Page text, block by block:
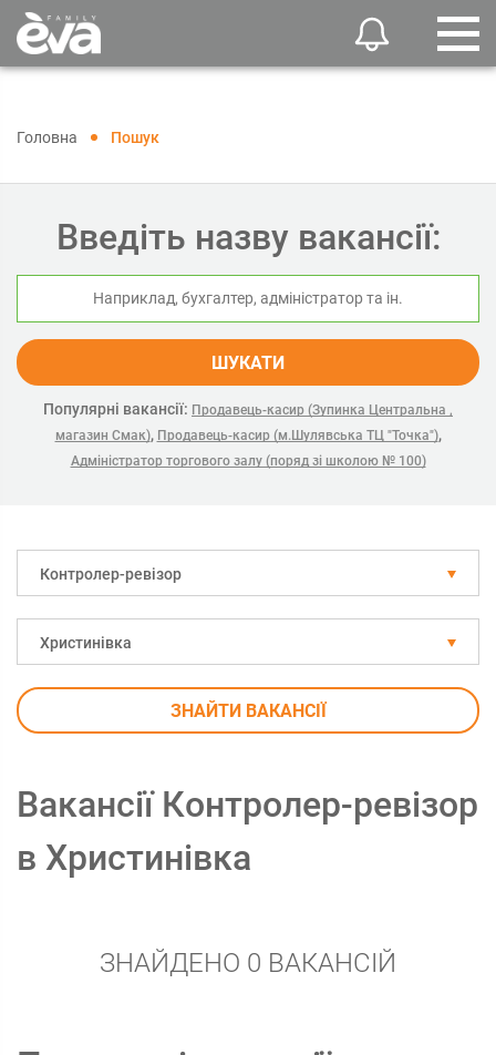
Головна Пошук
Введіть назву вакансії:
ШУКАТИ
Популярні вакансії: Продавець-касир (Зупинка Центральна ,
магазин Смак), Продавець-касир (м.Шулявська ТЦ "Точка"),
Адміністратор торгового залу (поряд зі школою № 100)
Контролер-ревізор
Христинівка
ЗНАЙТИ ВАКАНСІЇ
Вакансії Контролер-ревізор
в Христинівка
ЗНАЙДЕНО 0 ВАКАНСІЙ